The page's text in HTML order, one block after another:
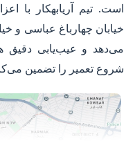
است. تیم آریابهکار با
خیابان چهارباغ عباسی و
می‌دهد و عیب‌یابی دقیق
شروع تعمیر را تضمین